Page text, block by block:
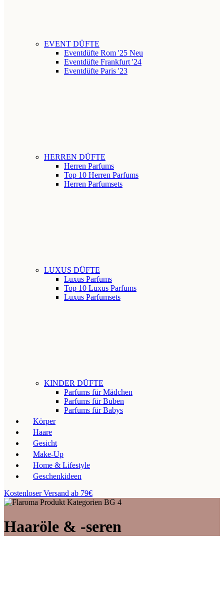
EVENT DÜFTE
Eventdüfte Rom '25 Neu
Eventdüfte Frankfurt '24
Eventdüfte Paris '23
HERREN DÜFTE
Herren Parfums
Top 10 Herren Parfums
Herren Parfumsets
LUXUS DÜFTE
Luxus Parfums
Top 10 Luxus Parfums
Luxus Parfumsets
KINDER DÜFTE
Parfums für Mädchen
Parfums für Buben
Parfums für Babys
Körper
Haare
Gesicht
Make-Up
Home & Lifestyle
Geschenkideen
Kostenloser Versand ab 79€
Haaröle & -seren